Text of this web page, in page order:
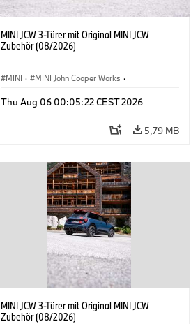
MINI JCW 3-Türer mit Original MINI JCW
Zubehör (08/2026)
MINI · MINI John Cooper Works ·
Sonderausstattungen, Zubehör
Thu Aug 06 00:05:22 CEST 2026
5,79 MB
MINI JCW 3-Türer mit Original MINI JCW
Zubehör (08/2026)